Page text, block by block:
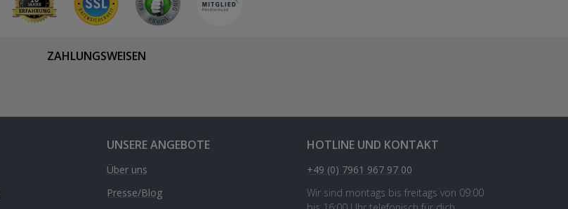
ZAHLUNGSWEISEN
UNSERE ANGEBOTE
Über uns
Presse/Blog
HOTLINE UND KONTAKT
+49 (0) 7961 967 97 00
Wir sind montags bis freitags von 09:00